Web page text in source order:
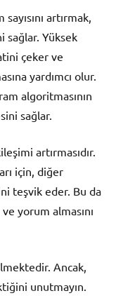
artırmak,
sağlar. Yüksek
çeker ve
yardımcı olur.
algoritmasının
sağlar.
artırmasıdır.
için, diğer
teşvik eder. Bu da
yorum almasını
Ancak,
unutmayın.